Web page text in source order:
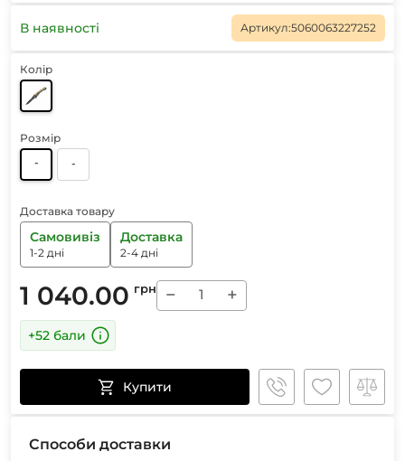
В наявності Артикул:5060063227252
Колір
Розмір
-
-
Доставка товару
Самовивіз
1-2 дні
Доставка
2-4 дні
1 040.00 грн − +
+52 бали
Купити
Способи доставки